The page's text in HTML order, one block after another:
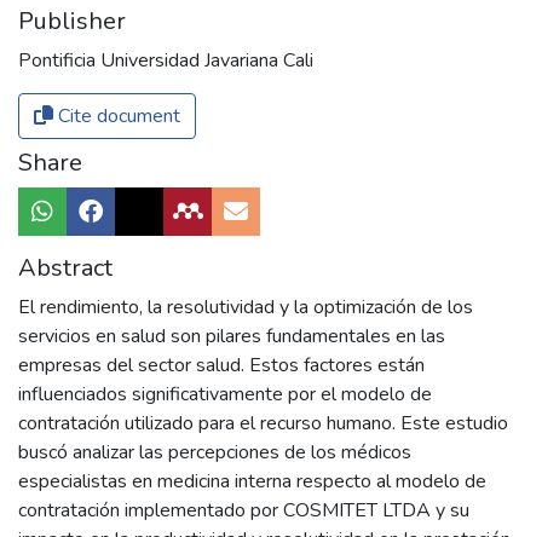
Publisher
Pontificia Universidad Javariana Cali
Cite document
Share
Abstract
El rendimiento, la resolutividad y la optimización de los
servicios en salud son pilares fundamentales en las
empresas del sector salud. Estos factores están
influenciados significativamente por el modelo de
contratación utilizado para el recurso humano. Este estudio
buscó analizar las percepciones de los médicos
especialistas en medicina interna respecto al modelo de
contratación implementado por COSMITET LTDA y su